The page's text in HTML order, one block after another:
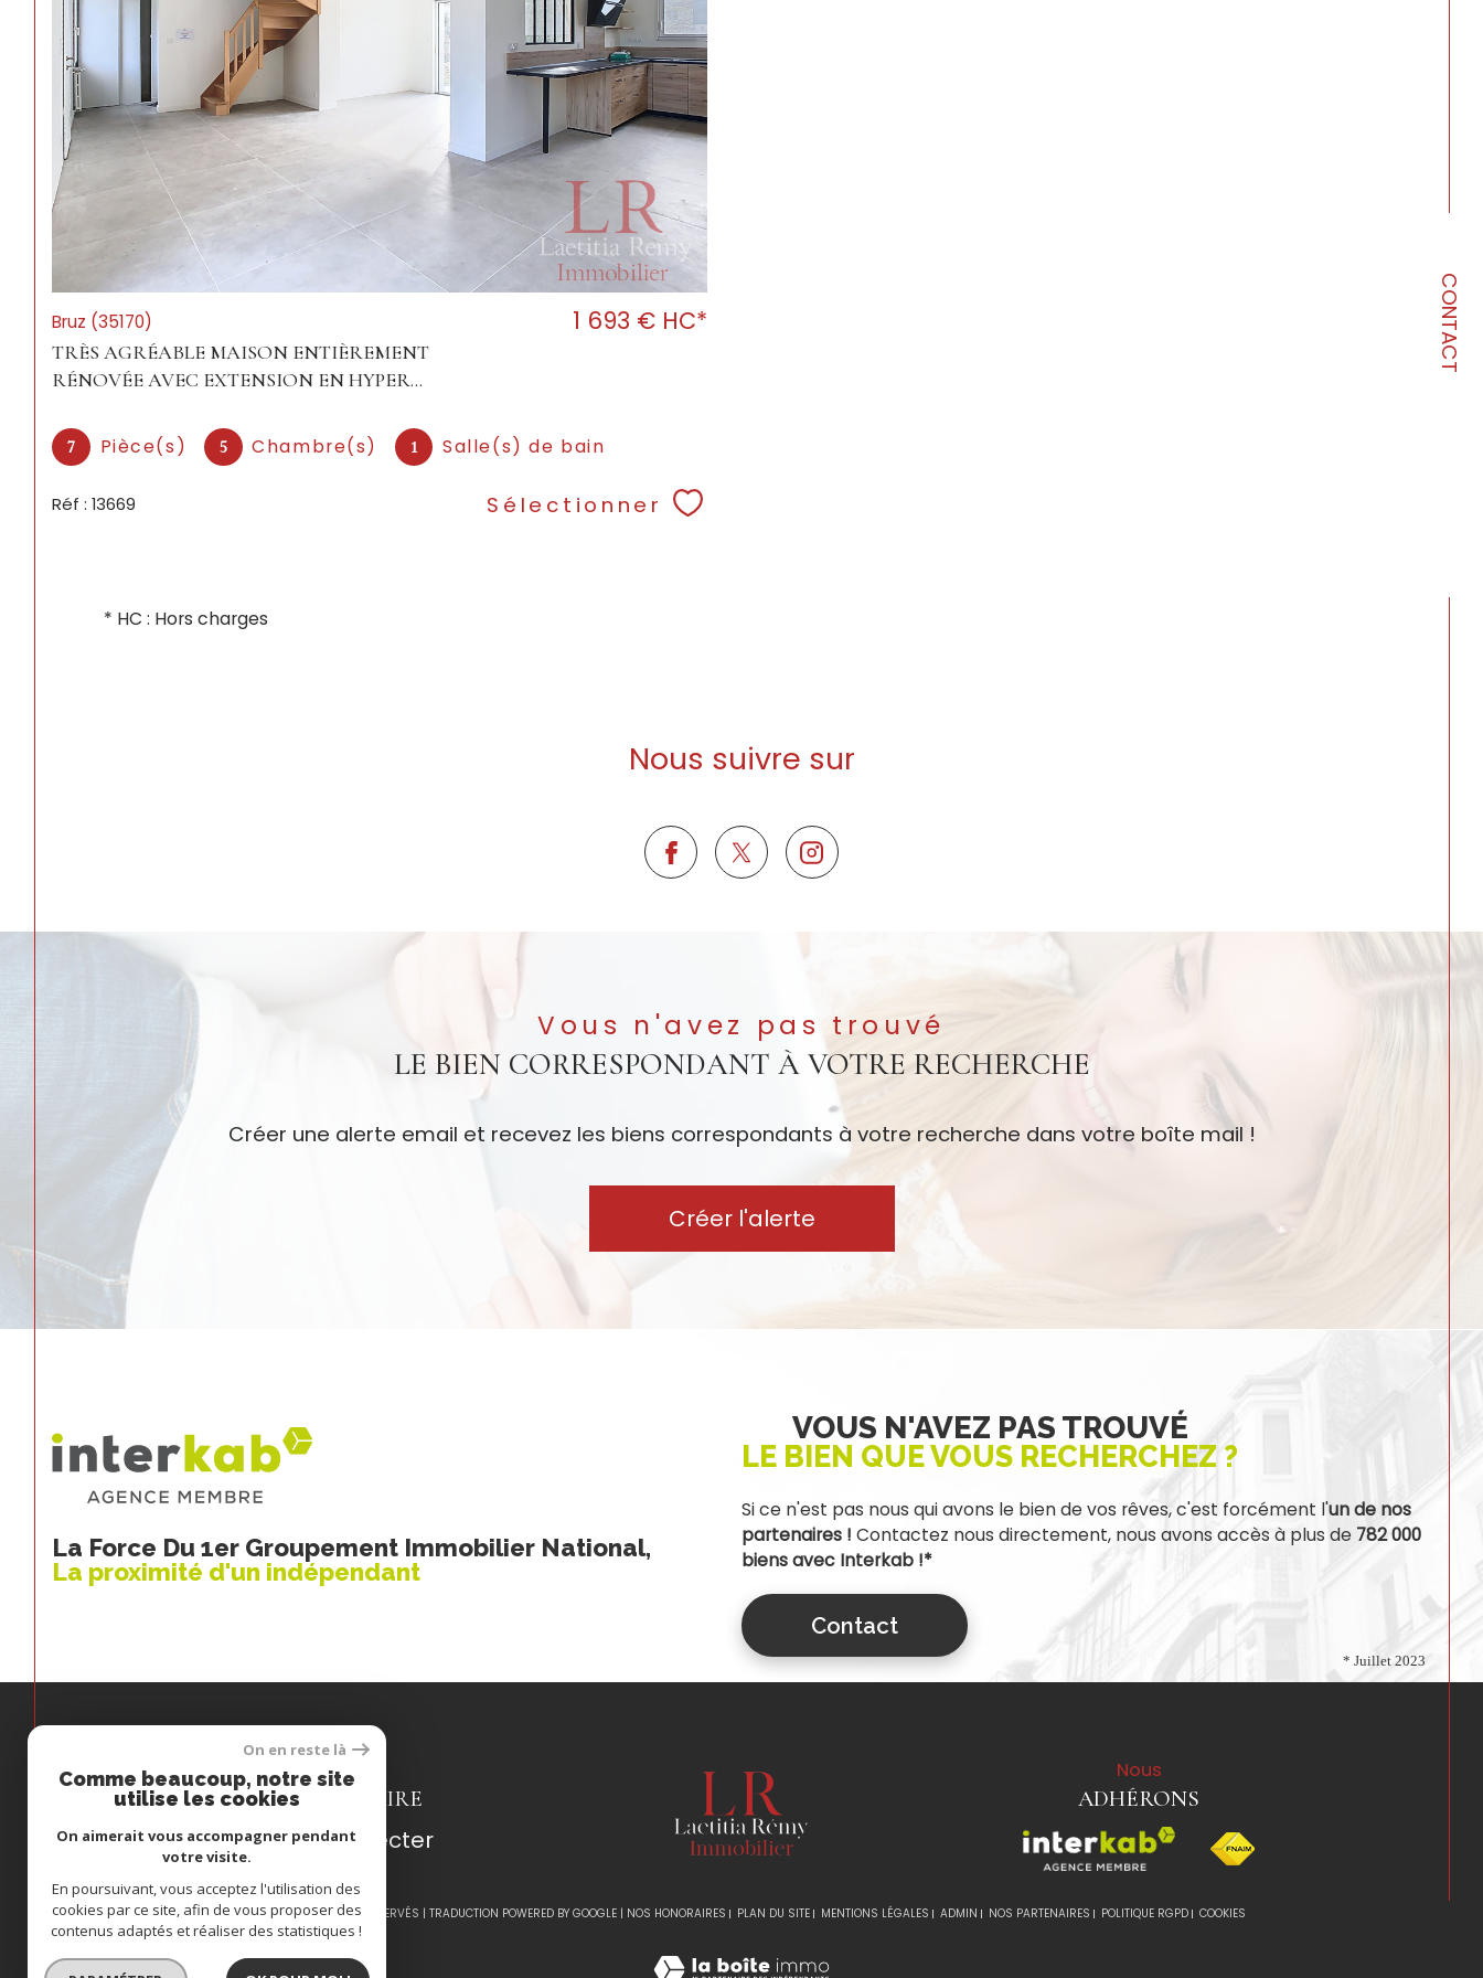
CONTACT
Bruz (35170)
TRÈS AGRÉABLE MAISON ENTIÈREMENT
RÉNOVÉE AVEC EXTENSION EN HYPER...
1 693 € HC*
7 Pièce(s) 5 Chambre(s) 1 Salle(s) de bain
Réf : 13669 Sélectionner
* HC : Hors charges
Nous suivre sur
Vous n'avez pas trouvé
LE BIEN CORRESPONDANT À VOTRE RECHERCHE
Créer une alerte email et recevez les biens correspondants à votre recherche dans votre boîte mail !
Créer l'alerte
La Force Du 1er Groupement Immobilier National,
La proximité d'un indépendant
VOUS N'AVEZ PAS TROUVÉ
LE BIEN QUE VOUS RECHERCHEZ ?
Si ce n'est pas nous qui avons le bien de vos rêves, c'est forcément l'un de nos
partenaires ! Contactez nous directement, nous avons accès à plus de 782 000
biens avec Interkab !*
Contact
* Juillet 2023
Espace
PROPRIÉTAIRE
Se connecter
Nous
ADHÉRONS
© 2026 | TOUS DROITS RÉSERVÉS | TRADUCTION POWERED BY GOOGLE | NOS HONORAIRES PLAN DU SITE MENTIONS LÉGALES ADMIN NOS PARTENAIRES POLITIQUE RGPD COOKIES
On en reste là
Comme beaucoup, notre site
utilise les cookies
On aimerait vous accompagner pendant
votre visite.
En poursuivant, vous acceptez l'utilisation des
cookies par ce site, afin de vous proposer des
contenus adaptés et réaliser des statistiques !